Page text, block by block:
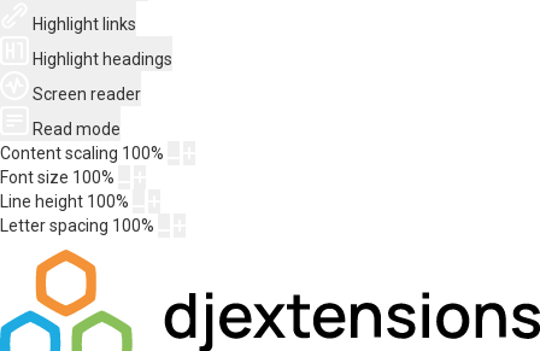
Highlight links
Highlight headings
Screen reader
Read mode
Content scaling 100%
Font size 100%
Line height 100%
Letter spacing 100%